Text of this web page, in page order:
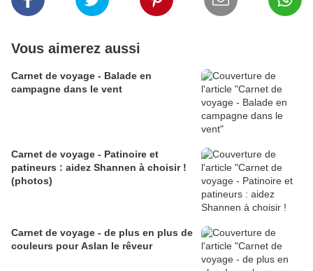
Vous aimerez aussi
Carnet de voyage - Balade en
campagne dans le vent
Carnet de voyage - Patinoire et
patineurs : aidez Shannen à choisir !
(photos)
Carnet de voyage - de plus en plus de
couleurs pour Aslan le rêveur